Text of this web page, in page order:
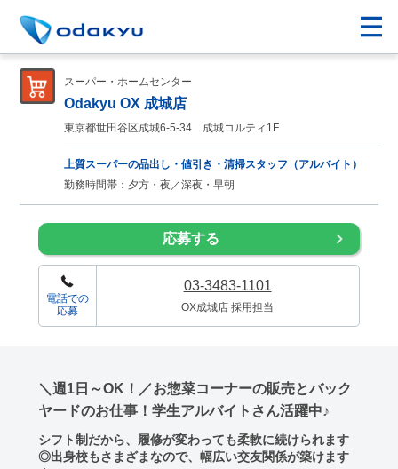
スーパー・ホームセンター
Odakyu OX 成城店
東京都世田谷区成城6-5-34 成城コルティ1F
上質スーパーの品出し・値引き・清掃スタッフ（アルバイト）
勤務時間帯：夕方・夜／深夜・早朝
応募する
電話での
応募
03-3483-1101
OX成城店 採用担当
＼週1日～OK！／お惣菜コーナーの販売とバック
ヤードのお仕事！学生アルバイトさん活躍中♪
シフト制だから、履修が変わっても柔軟に続けられます
◎出身校もさまざまなので、幅広い交友関係が築けます